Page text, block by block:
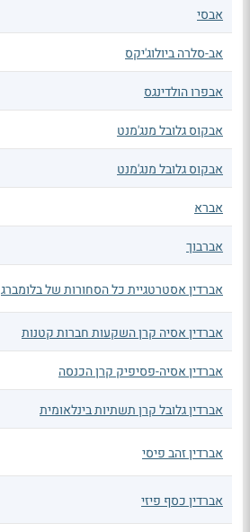
אבסי
אב-סלרה ביולוג'יקס
אבפרו הולדינגס
אבקוס גלובל מנג'מנט
אבקוס גלובל מנג'מנט
אברא
אברבוך
אברדין אסטרטגיית כל הסחורות של בלומברג
אברדין אסיה קרן השקעות חברות קטנות
אברדין אסיה-פסיפיק קרן הכנסה
אברדין גלובל קרן תשתיות בינלאומית
אברדין זהב פיסי
אברדין כסף פיזי